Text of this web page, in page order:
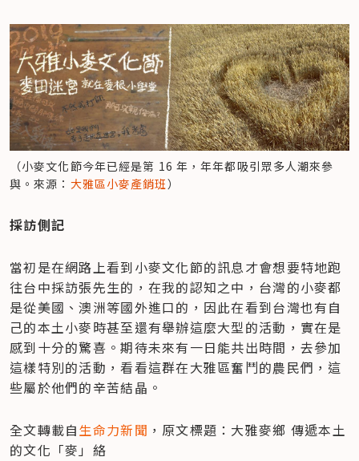
（小麥文化節今年已經是第 16 年，年年都吸引眾多人潮來參
與。來源： 大雅區小麥產銷班）
採訪側記
當初是在網路上看到小麥文化節的訊息才會想要特地跑
往台中採訪張先生的，在我的認知之中，台灣的小麥都
是從美國、澳洲等國外進口的，因此在看到台灣也有自
己的本土小麥時甚至還有舉辦這麼大型的活動，實在是
感到十分的驚喜。期待未來有一日能共出時間，去參加
這樣特別的活動，看看這群在大雅區奮鬥的農民們，這
些屬於他們的辛苦結晶。
全文轉載自生命力新聞 ，原文標題：大雅麥鄉 傳遞本土
的文化「麥」絡